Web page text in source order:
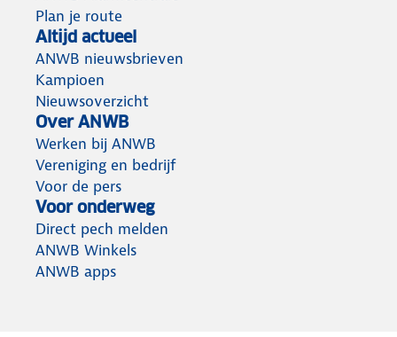
Plan je route
Altijd actueel
ANWB nieuwsbrieven
Kampioen
Nieuwsoverzicht
Over ANWB
Werken bij ANWB
Vereniging en bedrijf
Voor de pers
Voor onderweg
Direct pech melden
ANWB Winkels
ANWB apps